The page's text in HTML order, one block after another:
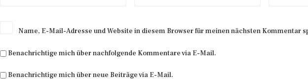
Name, E-Mail-Adresse und Website in diesem Browser für meinen nächsten Kommentar
Benachrichtige mich über nachfolgende Kommentare via E-Mail.
Benachrichtige mich über neue Beiträge via E-Mail.